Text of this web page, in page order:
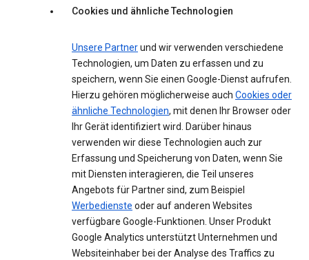
Cookies und ähnliche Technologien
Unsere Partnerund wir verwenden verschiedene
Technologien, um Daten zu erfassen und zu
speichern, wenn Sie einen Google-Dienst aufrufen.
Hierzu gehören möglicherweise auch Cookies oder
ähnliche Technologien, mit denen Ihr Browser oder
Ihr Gerät identifiziert wird. Darüber hinaus
verwenden wir diese Technologien auch zur
Erfassung und Speicherung von Daten, wenn Sie
mit Diensten interagieren, die Teil unseres
Angebots für Partner sind, zum Beispiel
Werbedienste oder auf anderen Websites
verfügbare Google-Funktionen. Unser Produkt
Google Analytics unterstützt Unternehmen und
Websiteinhaber bei der Analyse des Traffics zu